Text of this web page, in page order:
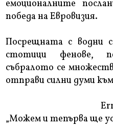
емоционалните
победа на Евровизия.
Посрещната с водни
стотици фенове,
събралото се
отправи силни думи
„Можем и тепърва ще